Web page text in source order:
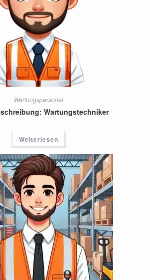
Wartungspersonal
Wartungstechniker
Weiterlesen